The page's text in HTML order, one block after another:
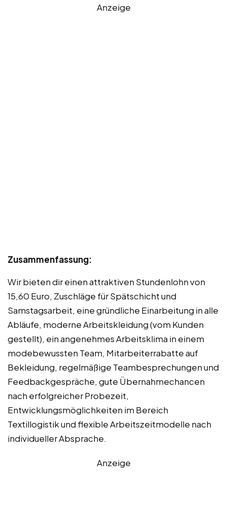
Anzeige
Zusammenfassung:
Wir bieten dir einen attraktiven Stundenlohn von
15,60 Euro, Zuschläge für Spätschicht und
Samstagsarbeit, eine gründliche Einarbeitung in alle
Abläufe, moderne Arbeitskleidung (vom Kunden
gestellt), ein angenehmes Arbeitsklima in einem
modebewussten Team, Mitarbeiterrabatte auf
Bekleidung, regelmäßige Teambesprechungen und
Feedbackgespräche, gute Übernahmechancen
nach erfolgreicher Probezeit,
Entwicklungsmöglichkeiten im Bereich
Textillogistik und flexible Arbeitszeitmodelle nach
individueller Absprache.
Anzeige